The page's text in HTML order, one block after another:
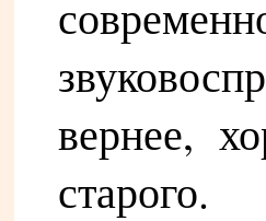
вернее,
старого.